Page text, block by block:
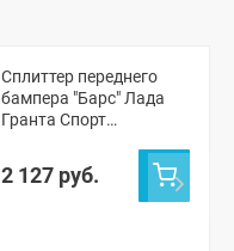
Сплиттер переднего
бампера "Барс" Лада
Гранта Спорт
2 127 руб.